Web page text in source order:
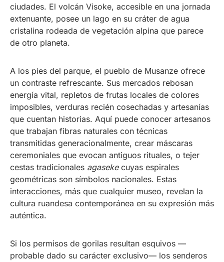
ciudades. El volcán Visoke, accesible en una jornada
extenuante, posee un lago en su cráter de agua
cristalina rodeada de vegetación alpina que parece
de otro planeta.
A los pies del parque, el pueblo de Musanze ofrece
un contraste refrescante. Sus mercados rebosan
energía vital, repletos de frutas locales de colores
imposibles, verduras recién cosechadas y artesanías
que cuentan historias. Aquí puede conocer artesanos
que trabajan fibras naturales con técnicas
transmitidas generacionalmente, crear máscaras
ceremoniales que evocan antiguos rituales, o tejer
cestas tradicionales agasekecuyas espirales
geométricas son símbolos nacionales. Estas
interacciones, más que cualquier museo, revelan la
cultura ruandesa contemporánea en su expresión más
auténtica.
Si los permisos de gorilas resultan esquivos —
probable dado su carácter exclusivo— los senderos